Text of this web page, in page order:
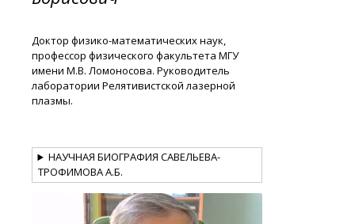
Доктор физико-математических наук,
профессор физического факультета МГУ
имени М.В. Ломоносова. Руководитель
лаборатории Релятивистской лазерной
плазмы.
НАУЧНАЯ БИОГРАФИЯ САВЕЛЬЕВА-
ТРОФИМОВА А.Б.